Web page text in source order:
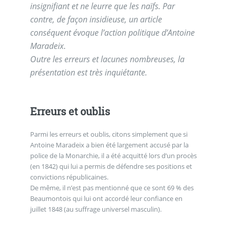
insignifiant et ne leurre que les naïfs. Par
contre, de façon insidieuse, un article
conséquent évoque l’action politique d’Antoine
Maradeix.
Outre les erreurs et lacunes nombreuses, la
présentation est très inquiétante.
Erreurs et oublis
Parmi les erreurs et oublis, citons simplement que si
Antoine Maradeix a bien été largement accusé par la
police de la Monarchie, il a été acquitté lors d’un procès
(en 1842) qui lui a permis de défendre ses positions et
convictions républicaines.
De même, il n’est pas mentionné que ce sont 69 % des
Beaumontois qui lui ont accordé leur confiance en
juillet 1848 (au suffrage universel masculin).